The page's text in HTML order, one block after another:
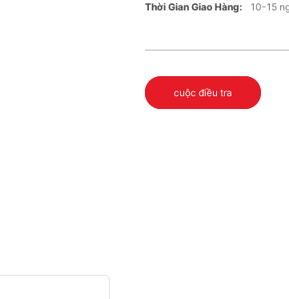
Thời Gian Giao Hàng:
10-15
cuộc điều tra